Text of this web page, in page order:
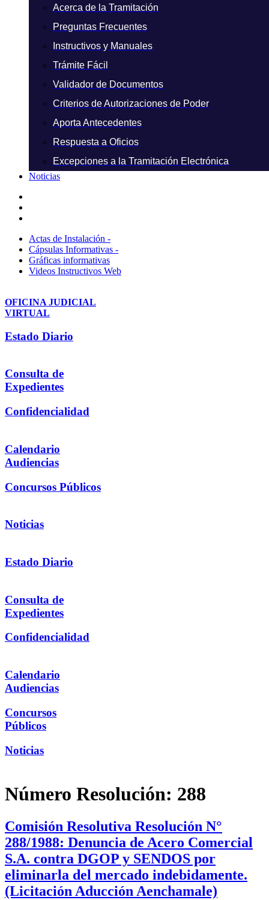
Acerca de la Tramitación
Preguntas Frecuentes
Instructivos y Manuales
Trámite Fácil
Validador de Documentos
Criterios de Autorizaciones de Poder
Aporta Antecedentes
Respuesta a Oficios
Excepciones a la Tramitación Electrónica
Noticias
Actas de Instalación -
Cápsulas Informativas -
Gráficas informativas
Videos Instructivos Web
OFICINA JUDICIAL
VIRTUAL
Estado Diario
Consulta de
Expedientes
Confidencialidad
Calendario
Audiencias
Concursos Públicos
Noticias
Estado Diario
Consulta de
Expedientes
Confidencialidad
Calendario
Audiencias
Concursos
Públicos
Noticias
Número Resolución: 288
Comisión Resolutiva Resolución N°
288/1988: Denuncia de Acero Comercial
S.A. contra DGOP y SENDOS por
eliminarla del mercado indebidamente.
(Licitación Aducción Aenchamale)